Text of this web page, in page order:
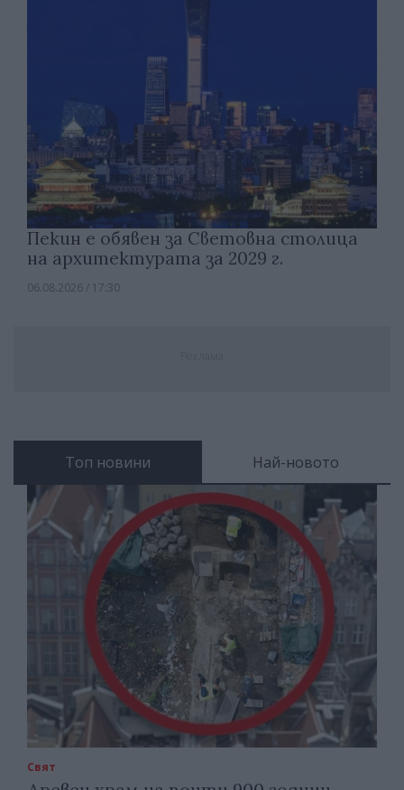
Пекин е обявен за Световна столица
на архитектурата за 2029 г.
06.08.2026 / 17:30
Топ новини Най-новото
Свят